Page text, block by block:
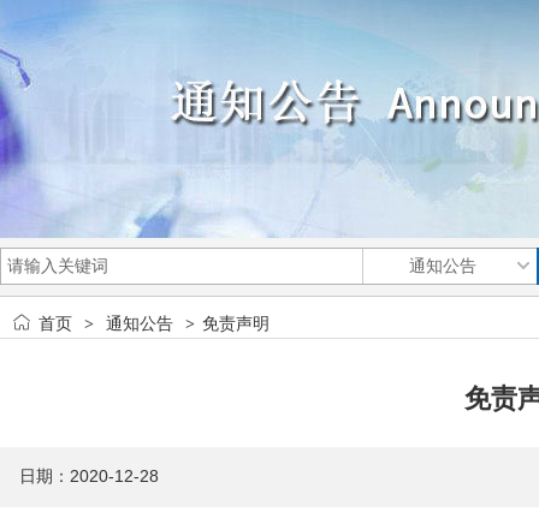
首页 > 通知公告 > 免责声明
免责
日期：2020-12-28